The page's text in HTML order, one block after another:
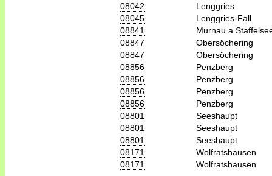
08042
Lenggries
08045
Lenggries-Fall
08841
Murnau a
08847
Obersöchering
08847
Obersöchering
08856
Penzberg
08856
Penzberg
08856
Penzberg
08856
Penzberg
08801
Seeshaupt
08801
Seeshaupt
08801
Seeshaupt
08171
Wolfratshausen
08171
Wolfratshausen